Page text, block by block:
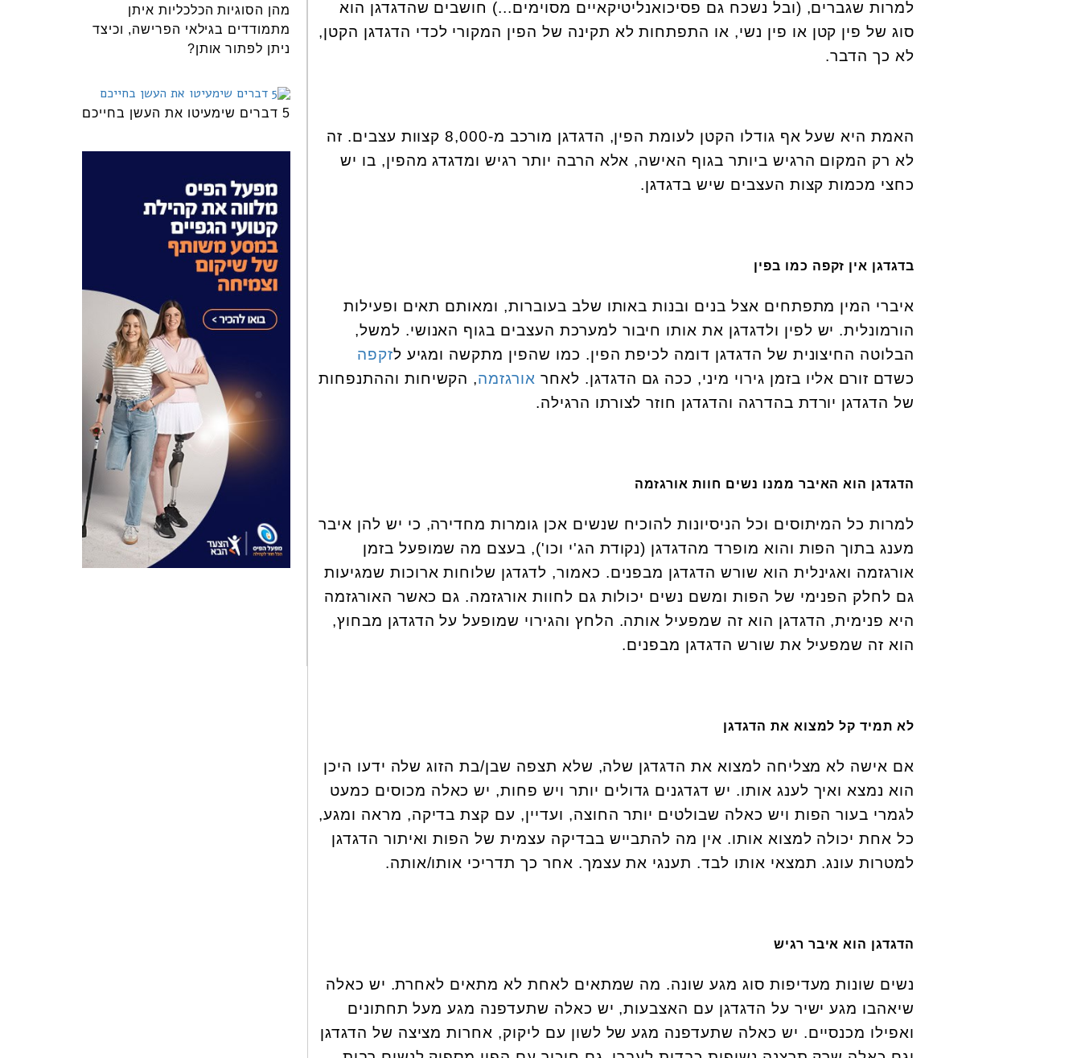
למרות שגברים, (ובל נשכח גם פסיכואנליטיקאיים מסוימים...) חושבים שהדגדגן הוא
סוג של פין קטן או פין נשי, או התפתחות לא תקינה של הפין המקורי לכדי הדגדגן הקטן,
לא כך הדבר.
האמת היא שעל אף גודלו הקטן לעומת הפין, הדגדגן מורכב מ-8,000 קצוות עצבים. זה
לא רק המקום הרגיש ביותר בגוף האישה, אלא הרבה יותר רגיש ומדגדג מהפין, בו יש
כחצי מכמות קצות העצבים שיש בדגדגן.
בדגדגן אין זקפה כמו בפין
איברי המין מתפתחים אצל בנים ובנות באותו שלב בעוברות, ומאותם תאים ופעילות
הורמונלית. יש לפין ולדגדגן את אותו חיבור למערכת העצבים בגוף האנושי. למשל,
הבלוטה החיצונית של הדגדגן דומה לכיפת הפין. כמו שהפין מתקשה ומגיע לזקפה
כשדם זורם אליו בזמן גירוי מיני, ככה גם הדגדגן. לאחר אורגזמה, הקשיחות וההתנפחות
של הדגדגן יורדת בהדרגה והדגדגן חוזר לצורתו הרגילה.
הדגדגן הוא האיבר ממנו נשים חוות אורגזמה
למרות כל המיתוסים וכל הניסיונות להוכיח שנשים אכן גומרות מחדירה, כי יש להן איבר
מענג בתוך הפות והוא מופרד מהדגדגן (נקודת הג'י וכו'), בעצם מה שמופעל בזמן
אורגזמה ואגינלית הוא שורש הדגדגן מבפנים. כאמור, לדגדגן שלוחות ארוכות שמגיעות
גם לחלק הפנימי של הפות ומשם נשים יכולות גם לחוות אורגזמה. גם כאשר האורגזמה
היא פנימית, הדגדגן הוא זה שמפעיל אותה. הלחץ והגירוי שמופעל על הדגדגן מבחוץ,
הוא זה שמפעיל את שורש הדגדגן מבפנים.
לא תמיד קל למצוא את הדגדגן
אם אישה לא מצליחה למצוא את הדגדגן שלה, שלא תצפה שבן/בת הזוג שלה ידעו היכן
הוא נמצא ואיך לענג אותו. יש דגדגנים גדולים יותר ויש פחות, יש כאלה מכוסים כמעט
לגמרי בעור הפות ויש כאלה שבולטים יותר החוצה, ועדיין, עם קצת בדיקה, מראה ומגע,
כל אחת יכולה למצוא אותו. אין מה להתבייש בבדיקה עצמית של הפות ואיתור הדגדגן
למטרות עונג. תמצאי אותו לבד. תענגי את עצמך. אחר כך תדריכי אותו/אותה.
הדגדגן הוא איבר רגיש
נשים שונות מעדיפות סוג מגע שונה. מה שמתאים לאחת לא מתאים לאחרת. יש כאלה
שיאהבו מגע ישיר על הדגדגן עם האצבעות, יש כאלה שתעדפנה מגע מעל תחתונים
ואפילו מכנסיים. יש כאלה שתעדפנה מגע של לשון עם ליקוק, אחרות מציצה של הדגדגן
מהן הסוגיות הכלכליות איתן
מתמודדים בגילאי הפרישה, וכיצד
ניתן לפתור אותן?
5 דברים שימעיטו את העשן בחייכם